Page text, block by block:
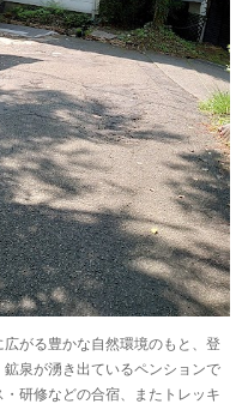
がる豊かな自然環境のもと、登
泉が湧き出ているペンションで
研修などの合宿、またトレッキ